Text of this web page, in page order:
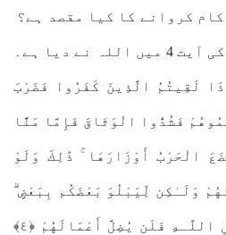
کروانے کا کیا مقصد ہے؟
اس کا جواب سورہ محمد کی آیت 4 میں اللہ نے دیا ہے۔
لَقِيتُمُ الَّذِينَ كَفَرُوا فَضَرْبَ
فَشُدُّوا الْوَثَاقَ فَإِمَّا مَنًّا
الْحَرْبُ أَوْزَارَهَا ۚ ذَٰلِكَ وَلَوْ
وَلَـٰكِن لِّيَبْلُوَ بَعْضَكُم بِبَعْضٍ
وَالَّذِينَ قُتِلُوا فِي سَبِيلِ اللَّـهِ فَلَن يُضِلَّ أَعْمَالَهُمْ ﴿٤﴾